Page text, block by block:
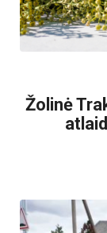
Žolinė